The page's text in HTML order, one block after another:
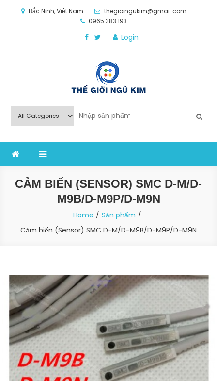
Bắc Ninh, Việt Nam
thegioingukim@gmail.com
0965.383.193
Login
Thế Giới Ngũ Kim
nghiệp sản xuất
CẢM BIẾN (SENSOR) SMC D-M/D-
M9B/D-M9P/D-M9N
Home
Sản phẩm
Cảm biến (Sensor) SMC D-M/D-M9B/D-M9P/D-M9N